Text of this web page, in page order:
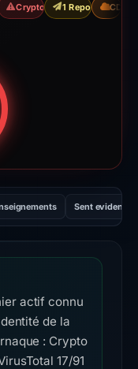
Crypto Scam1 Report Sent
CDN
risque : 100 sur
Sent evidence
actif connu
de la
: Crypto
17/91